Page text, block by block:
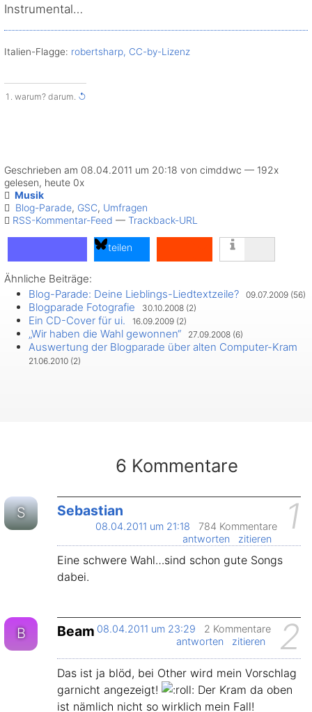
Instrumental…
Italien-Flagge: robertsharp, CC-by-Lizenz
warum? darum. ↺
Geschrieben am 08.04.2011 um 20:18 von cimddwc — 192x
gelesen, heute 0x
Musik
Blog-Parade, GSC, Umfragen
RSS-Kommentar-Feed — Trackback-URL
teilen
teilen
teilen
Ähnliche Beiträge:
Blog-Parade: Deine Lieblings-Liedtextzeile?
09.07.2009 (56)
Blogparade Fotografie 30.10.2008 (2)
Ein CD-Cover für ui. 16.09.2009 (2)
„Wir haben die Wahl gewonnen“ 27.09.2008 (6)
Auswertung der Blogparade über alten Computer-Kram
21.06.2010 (2)
6 Kommentare
S Sebastian 1
08.04.2011 um 21:18
784 Kommentare
antworten
zitieren
Eine schwere Wahl…sind schon gute Songs
dabei.
B Beam 2
08.04.2011 um 23:29
2 Kommentare
antworten
zitieren
Das ist ja blöd, bei Other wird mein Vorschlag
garnicht angezeigt!
Der Kram da oben
ist nämlich nicht so wirklich mein Fall!